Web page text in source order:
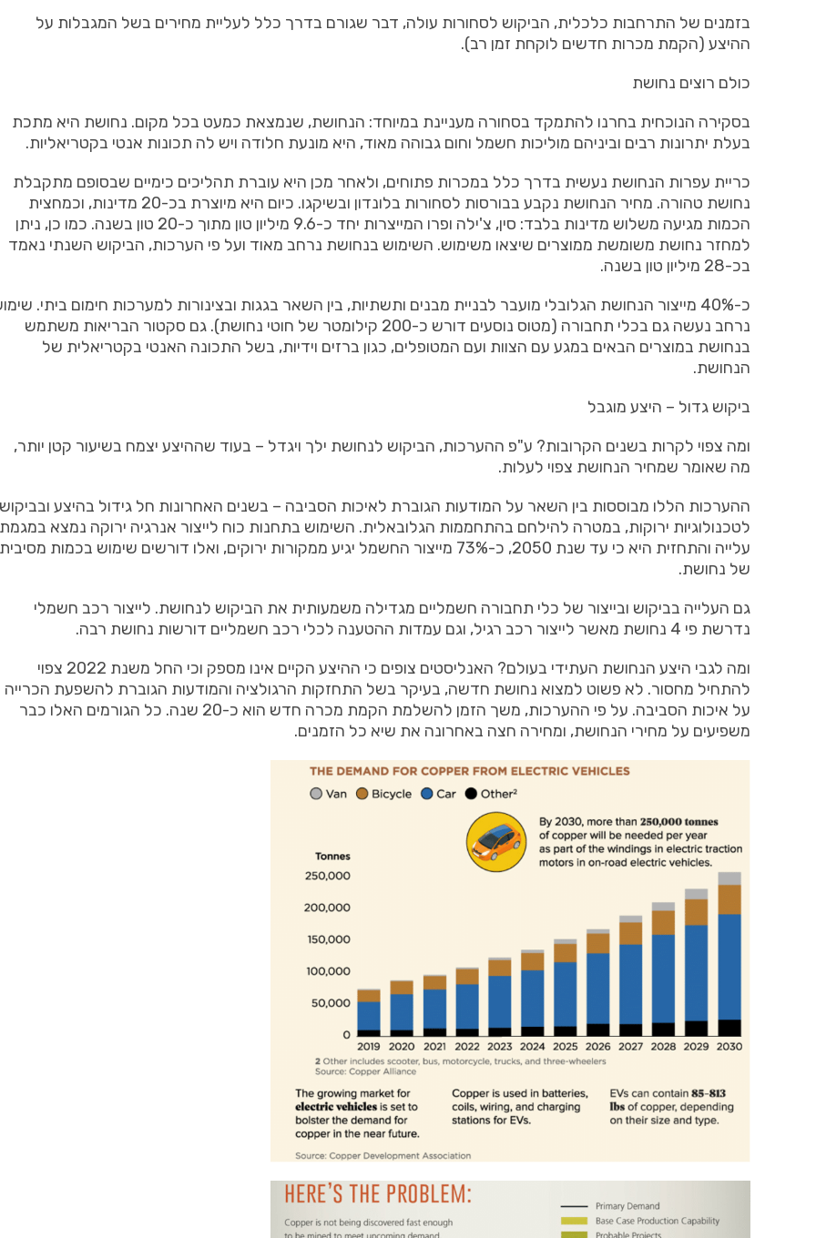
בזמנים של התרחבות כלכלית, הביקוש לסחורות עולה, דבר שגורם בדרך כלל לעליית מחירים בשל המגבלות על
ההיצע (הקמת מכרות חדשים לוקחת זמן רב).
כולם רוצים נחושת
בסקירה הנוכחית בחרנו להתמקד בסחורה מעניינת במיוחד: הנחושת, שנמצאת כמעט בכל מקום. נחושת היא מתכת
בעלת יתרונות רבים וביניהם מוליכות חשמל וחום גבוהה מאוד, היא מונעת חלודה ויש לה תכונות אנטי בקטריאליות.
כריית עפרות הנחושת נעשית בדרך כלל במכרות פתוחים, ולאחר מכן היא עוברת תהליכים כימיים שבסופם מתקבלת
נחושת טהורה. מחיר הנחושת נקבע בבורסות לסחורות בלונדון ובשיקגו. כיום היא מיוצרת בכ-20 מדינות, וכמחצית
הכמות מגיעה משלוש מדינות בלבד: סין, צ'ילה ופרו המייצרות יחד כ-9.6 מיליון טון מתוך כ-20 טון בשנה. כמו כן, ניתן
למחזר נחושת משומשת ממוצרים שיצאו משימוש. השימוש בנחושת נרחב מאוד ועל פי הערכות, הביקוש השנתי נאמד
בכ-28 מיליון טון בשנה.
כ-40% מייצור הנחושת הגלובלי מועבר לבניית מבנים ותשתיות, בין השאר בגגות ובצינורות למערכות חימום ביתי.
נרחב נעשה גם בכלי תחבורה (מטוס נוסעים דורש כ-200 קילומטר של חוטי נחושת). גם סקטור הבריאות משתמש
בנחושת במוצרים הבאים במגע עם הצוות ועם המטופלים, כגון ברזים וידיות, בשל התכונה האנטי בקטריאלית של
הנחושת.
ביקוש גדול – היצע מוגבל
ומה צפוי לקרות בשנים הקרובות? ע"פ ההערכות, הביקוש לנחושת ילך ויגדל – בעוד שההיצע יצמח בשיעור קטן יותר,
מה שאומר שמחיר הנחושת צפוי לעלות.
ההערכות הללו מבוססות בין השאר על המודעות הגוברת לאיכות הסביבה – בשנים האחרונות חל גידול בהיצע ובביקוש
לטכנולוגיות ירוקות, במטרה להילחם בהתחממות הגלובאלית. השימוש בתחנות כוח לייצור אנרגיה ירוקה נמצא במגמת
עלייה והתחזית היא כי עד שנת 2050, כ-73% מייצור החשמל יגיע ממקורות ירוקים, ואלו דורשים שימוש בכמות מסיבית
של נחושת.
גם העלייה בביקוש ובייצור של כלי תחבורה חשמליים מגדילה משמעותית את הביקוש לנחושת. לייצור רכב חשמלי
נדרשת פי 4 נחושת מאשר לייצור רכב רגיל, וגם עמדות ההטענה לכלי רכב חשמליים דורשות נחושת רבה.
ומה לגבי היצע הנחושת העתידי בעולם? האנליסטים צופים כי ההיצע הקיים אינו מספק וכי החל משנת 2022 צפוי
להתחיל מחסור. לא פשוט למצוא נחושת חדשה, בעיקר בשל התחזקות הרגולציה והמודעות הגוברת להשפעת הכרייה
על איכות הסביבה. על פי ההערכות, משך הזמן להשלמת הקמת מכרה חדש הוא כ-20 שנה. כל הגורמים האלו כבר
משפיעים על מחירי הנחושת, ומחירה חצה באחרונה את שיא כל הזמנים.